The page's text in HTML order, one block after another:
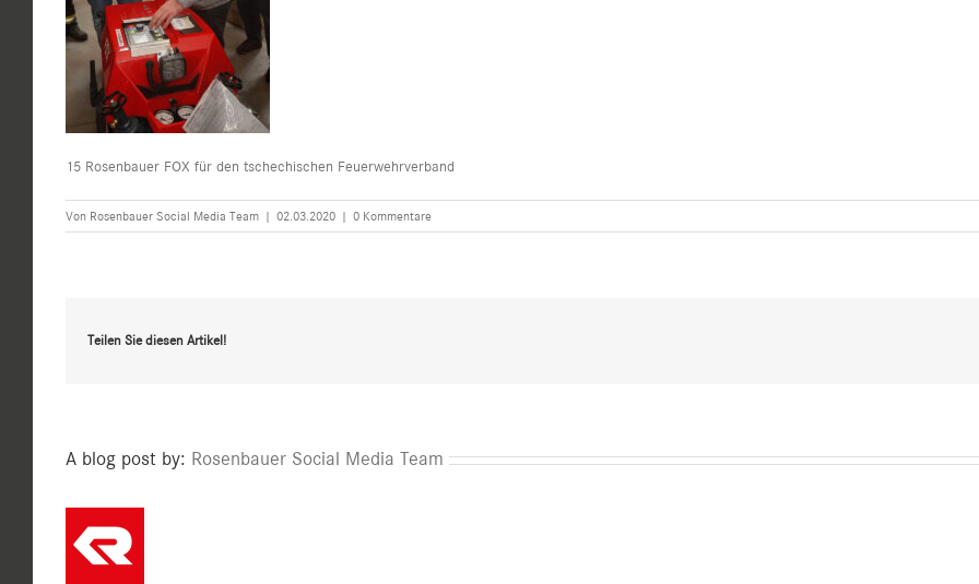
15 Rosenbauer FOX für den tschechischen Feuerwehrverband
Von Rosenbauer Social Media Team | 02.03.2020 | 0 Kommentare
Teilen Sie diesen Artikel!
A blog post by: Rosenbauer Social Media Team